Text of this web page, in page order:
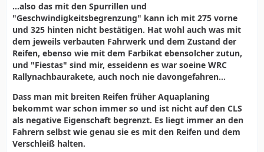
...also das mit den Spurrillen und
"Geschwindigkeitsbegrenzung" kann ich mit 275 vorne
und 325 hinten nicht bestätigen. Hat wohl auch was mit
dem jeweils verbauten Fahrwerk und dem Zustand der
Reifen, ebenso wie mit dem Farbikat ebensolcher zutun,
und "Fiestas" sind mir, esseidenn es war soeine WRC
Rallynachbaurakete, auch noch nie davongefahren...
Dass man mit breiten Reifen früher Aquaplaning
bekommt war schon immer so und ist nicht auf den CLS
als negative Eigenschaft begrenzt. Es liegt immer an den
Fahrern selbst wie genau sie es mit den Reifen und dem
Verschleiß halten.